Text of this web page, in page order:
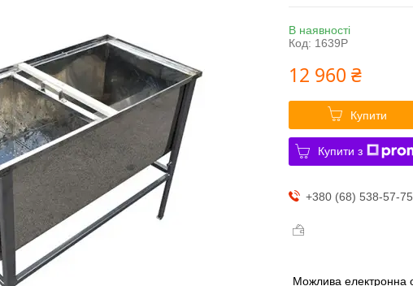
В наявності
Код: 1639P
12 960 ₴
Купити
Купити з
+380 (68) 538-57-75